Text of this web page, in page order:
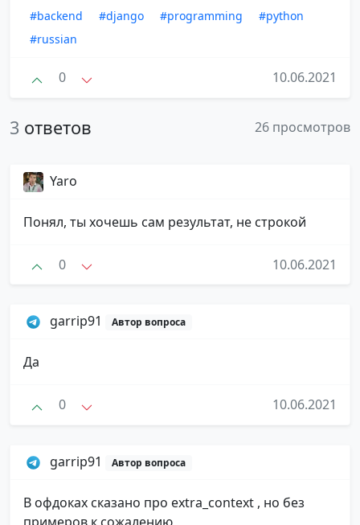
#backend #django #programming
#python
#russian
0 10.06.2021
3 ответов 26 просмотров
Yaro
Понял, ты хочешь сам результат, не строкой
0 10.06.2021
garrip91 Автор вопроса
Да
0 10.06.2021
garrip91 Автор вопроса
В офдоках сказано про extra_context , но без